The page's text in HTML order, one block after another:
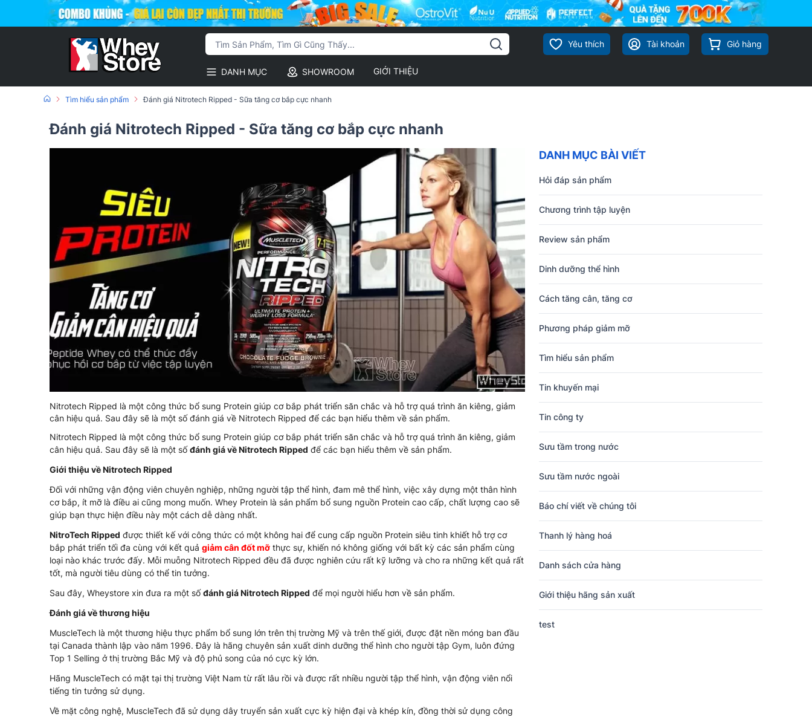
Yêu thích Tài khoản Giỏ hàng
DANH MỤC SHOWROOM GIỚI THIỆU
Tìm hiểu sản phẩm Đánh giá Nitrotech Ripped - Sữa tăng cơ bắp cực nhanh
Đánh giá Nitrotech Ripped - Sữa tăng cơ bắp cực nhanh
Nitrotech Ripped là một công thức bổ sung Protein giúp cơ bắp phát triển săn chắc và hỗ trợ quá trình ăn kiêng, giảm
cân hiệu quả. Sau đây sẽ là một số đánh giá về Nitrotech Ripped để các bạn hiểu thêm về sản phẩm.
Nitrotech Ripped là một công thức bổ sung Protein giúp cơ bắp phát triển săn chắc và hỗ trợ quá trình ăn kiêng, giảm
cân hiệu quả. Sau đây sẽ là một sốđánh giá về Nitrotech Ripped để các bạn hiểu thêm về sản phẩm.
Giới thiệu về Nitrotech Ripped
Đối với những vận động viên chuyên nghiệp, những người tập thể hình, đam mê thể hình, việc xây dựng một thân hình
cơ bắp, ít mỡ là điều ai cũng mong muốn. Whey Protein là sản phẩm bổ sung nguồn Protein cao cấp, chất lượng cao sẽ
giúp bạn thực hiện điều này một cách dễ dàng nhất.
NitroTech Ripped được thiết kế với công thức có một không hai để cung cấp nguồn Protein siêu tinh khiết hỗ trợ cơ
bắp phát triển tối đa cùng với kết quả giảm cân đốt mỡ thực sự, khiến nó không giống với bất kỳ các sản phẩm cùng
loại nào khác trước đấy. Mỗi muỗng Nitrotech Ripped đều đã được nghiên cứu rất kỹ lưỡng và cho ra những kết quả rất
tốt, mà người tiêu dùng có thể tin tưởng.
Sau đây, Wheystore xin đưa ra một sốđánh giá Nitrotech Ripped để mọi người hiểu hơn về sản phẩm.
Đánh giá về thương hiệu
MuscleTech là một thương hiệu thực phẩm bổ sung lớn trên thị trường Mỹ và trên thế giới, được đặt nền móng ban đầu
tại Canada thành lập vào năm 1996. Đây là hãng chuyên sản xuất dinh dưỡng thể hình cho người tập Gym, luôn đứng
Top 1 Selling ở thị trường Bắc Mỹ và độ phủ song của nó cực kỳ lớn.
Hãng MuscleTech có mặt tại thị trường Việt Nam từ rất lâu rồi và được rất nhiều người tập thể hình, vận động viên nổi
tiếng tin tưởng sử dụng.
Về mặt công nghệ, MuscleTech đã sử dụng dây truyển sản xuất cực kỳ hiện đại và khép kín, đồng thời sử dụng công
DANH MỤC BÀI VIẾT
Hỏi đáp sản phẩm
Chương trình tập luyện
Review sản phẩm
Dinh dưỡng thể hình
Cách tăng cân, tăng cơ
Phương pháp giảm mỡ
Tìm hiểu sản phẩm
Tin khuyến mại
Tin công ty
Sưu tầm trong nước
Sưu tầm nước ngoài
Báo chí viết về chúng tôi
Thanh lý hàng hoá
Danh sách cửa hàng
Giới thiệu hãng sản xuất
test